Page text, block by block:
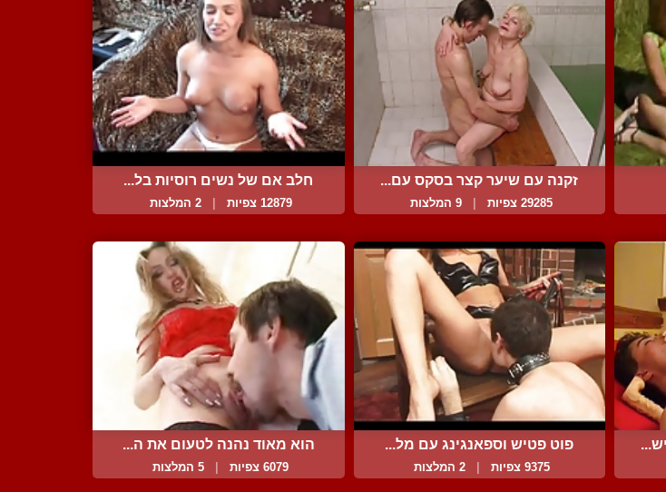
זקנה עם שיער קצר בסקס עם...
29285 צפיות 9 המלצות
חלב אם של נשים רוסיות בל...
12879 צפיות 2 המלצות
פוט פטיש וספאנגינג עם מל...
9375 צפיות 2 המלצות
הוא מאוד נהנה לטעום את ה...
6079 צפיות 5 המלצות